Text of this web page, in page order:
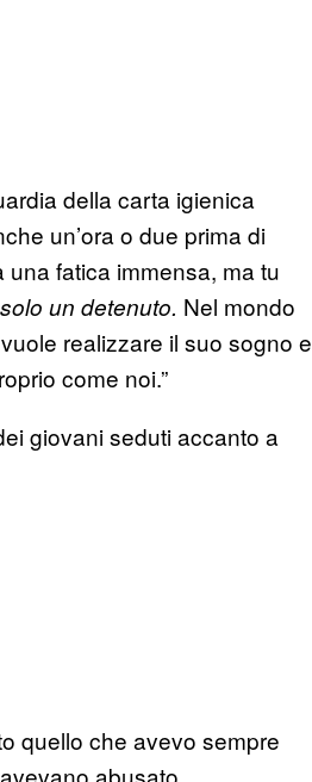
della carta igienica
un’ora o due prima di
fatica immensa, ma tu
un detenuto. Nel mondo
realizzare il suo sogno e
come noi.”
giovani seduti accanto a
quello che avevo sempre